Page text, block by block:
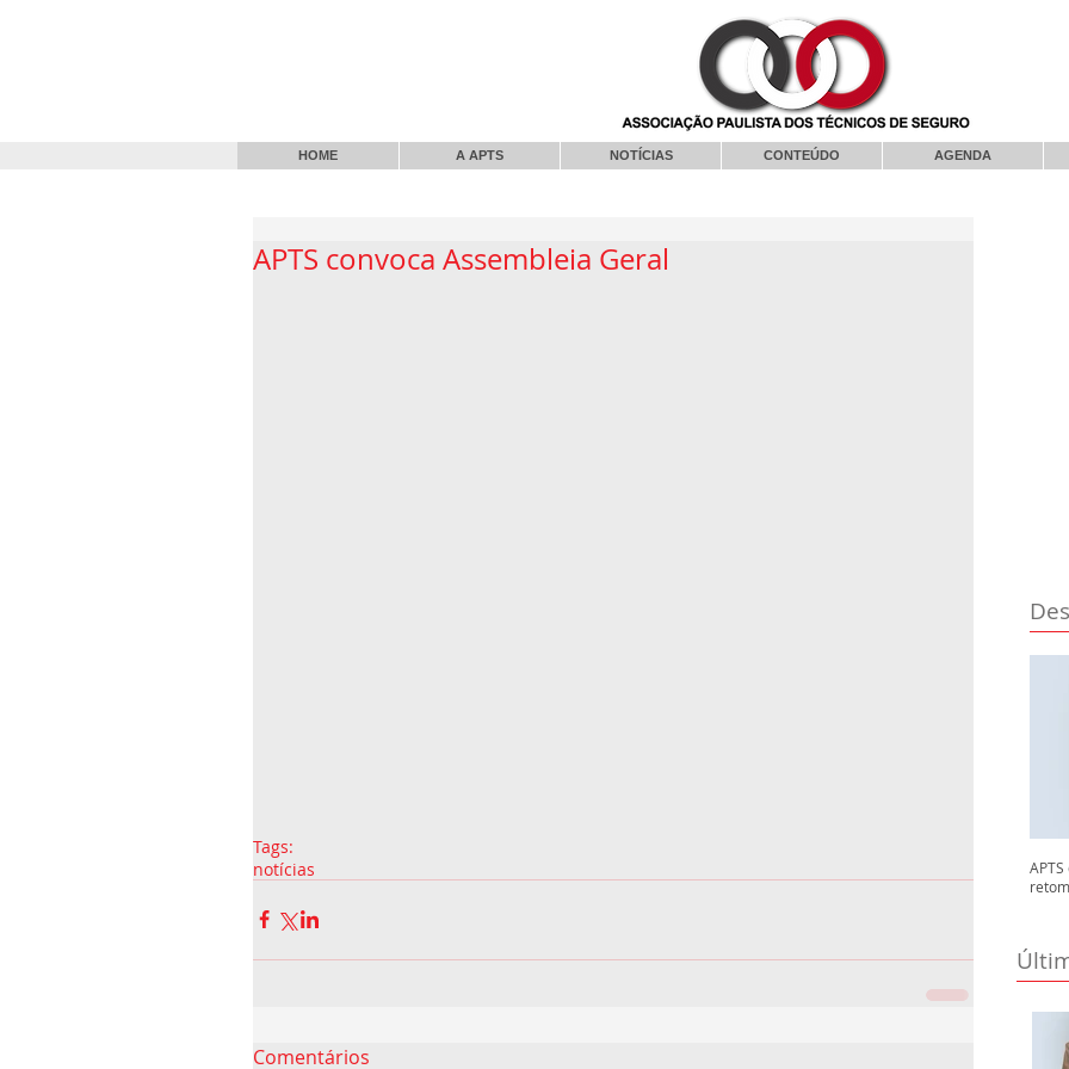
HOME A APTS NOTÍCIAS CONTEÚDO AGENDA
APTS convoca Assembleia Geral
Tags:
notícias
Comentários